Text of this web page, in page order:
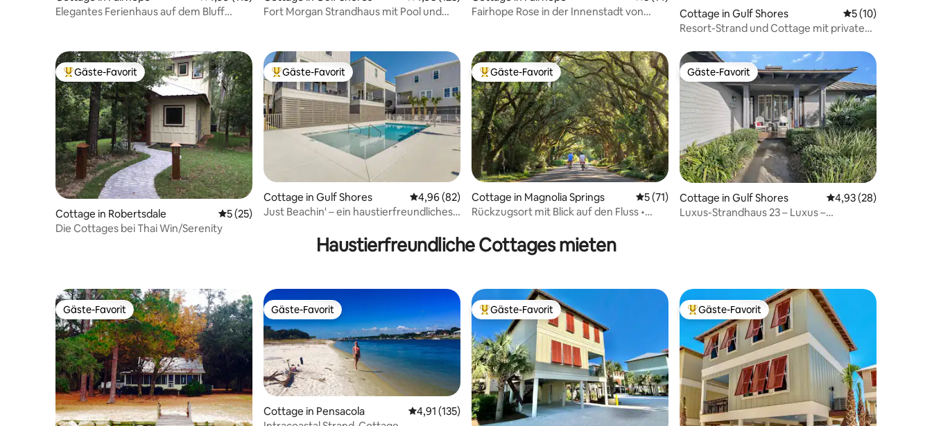
Elegantes Ferienhaus auf dem Bluff
Fort Morgan Strandhaus mit Pool und
Fairhope Rose in der Innenstadt von
Cottage in Gulf Shores Durchschnittliche
5 (10)
Resort-Strand und Cottage mit privatem
Beliebter Gäste-Favorit.
Gäste-Favorit
Cottage in Robertsdale Durchschnittliche Bewertung: 5 von 5, 25 Bewertungen
5 (25)
Die Cottages bei Thai Win/Serenity
Beliebter Gäste-Favorit.
Gäste-Favorit
Cottage in Gulf Shores Durchschnittliche Bewertung: 4,96 von 5, 82 Bewertungen
4,96 (82)
Just Beachin' – ein haustierfreundliches
Beliebter Gäste-Favorit.
Gäste-Favorit
Cottage in Magnolia Springs Durchschnittliche Bewertung: 5 von 5, 71 Bewertungen
5 (71)
Rückzugsort mit Blick auf den Fluss •
Gäste-Favorit
Gäste-Favorit
Cottage in Gulf Shores Durchschnittliche
4,93 (28)
Luxus-Strandhaus 23 – Luxus –
Haustierfreundliche Cottages mieten
Gäste-Favorit
Gäste-Favorit Gäste-Favorit
Gäste-Favorit
Cottage in Pensacola Durchschnittliche Bewertung: 4,91 von 5, 135 Bewertungen
4,91 (135)
Beliebter Gäste-Favorit.
Gäste-Favorit Beliebter Gäste-Favorit.
Gäste-Favorit